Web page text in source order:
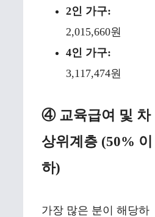
2인 가구:
2,015,660원
4인 가구:
3,117,474원
④ 교육급여 및 차
상위계층 (50% 이
하)
가장 많은 분이 해당하